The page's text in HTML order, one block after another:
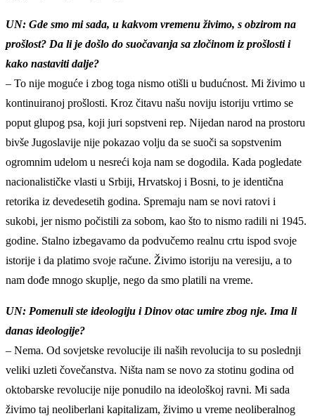
UN: Gde smo mi sada, u kakvom vremenu živimo, s obzirom na
prošlost? Da li je došlo do suočavanja sa zločinom iz prošlosti i
kako nastaviti dalje?
– To nije moguće i zbog toga nismo otišli u budućnost. Mi živimo u
kontinuiranoj prošlosti. Kroz čitavu našu noviju istoriju vrtimo se
poput glupog psa, koji juri sopstveni rep. Nijedan narod na prostoru
bivše Jugoslavije nije pokazao volju da se suoči sa sopstvenim
ogromnim udelom u nesreći koja nam se dogodila. Kada pogledate
nacionalističke vlasti u Srbiji, Hrvatskoj i Bosni, to je identična
retorika iz devedesetih godina. Spremaju nam se novi ratovi i
sukobi, jer nismo počistili za sobom, kao što to nismo radili ni 1945.
godine. Stalno izbegavamo da podvučemo realnu crtu ispod svoje
istorije i da platimo svoje račune. Živimo istoriju na veresiju, a to
nam dođe mnogo skuplje, nego da smo platili na vreme.
UN: Pomenuli ste ideologiju i Dinov otac umire zbog nje. Ima li
danas ideologije?
– Nema. Od sovjetske revolucije ili naših revolucija to su poslednji
veliki uzleti čovečanstva. Ništa nam se novo za stotinu godina od
oktobarske revolucije nije ponudilo na ideološkoj ravni. Mi sada
živimo taj neoliberlani kapitalizam, živimo u vreme neoliberalnog